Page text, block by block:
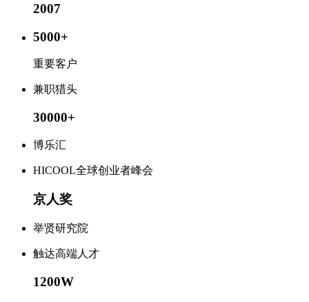
2007
5000+
重要客户
兼职猎头
30000+
博乐汇
HICOOL全球创业者峰会
京人奖
举贤研究院
触达高端人才
1200W